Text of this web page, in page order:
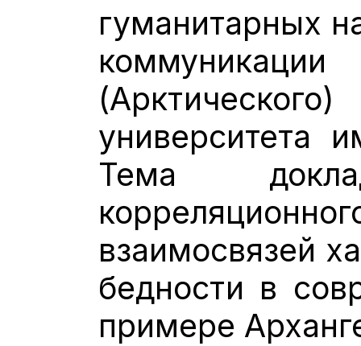
гуманитарных
университета
Тема
взаимосвязей
бедности в
примере